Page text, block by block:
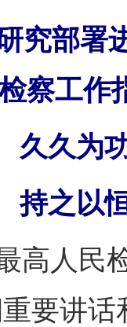
究部署
察工作
久久为
持之以
人民检
要讲